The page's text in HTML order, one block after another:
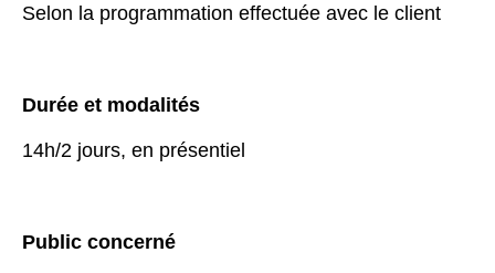
Selon la programmation effectuée avec le client
Durée et modalités
14h/2 jours, en présentiel
Public concerné